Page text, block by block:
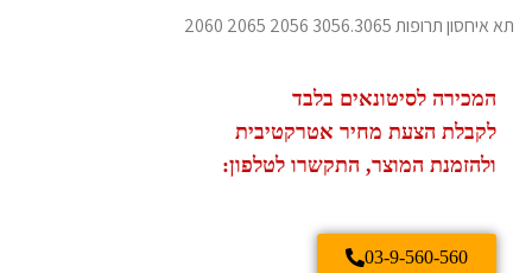
תא איחסון תרופות 3056.3065 2056 2065 2060
המכירה לסיטונאים בלבד
לקבלת הצעת מחיר אטרקטיבית
ולהזמנת המוצר, התקשרו לטלפון:
03-9-560-560